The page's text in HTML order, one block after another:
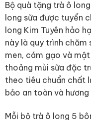
Bộ quà tặng trà ô
long sữa được tuyển
long Kim Tuyên hảo
này là quy trình chăm
men, cám gạo và
thoảng mùi sữa đặc
theo tiêu chuẩn chất
bảo an toàn và hương
Mỗi bộ trà ô long 5